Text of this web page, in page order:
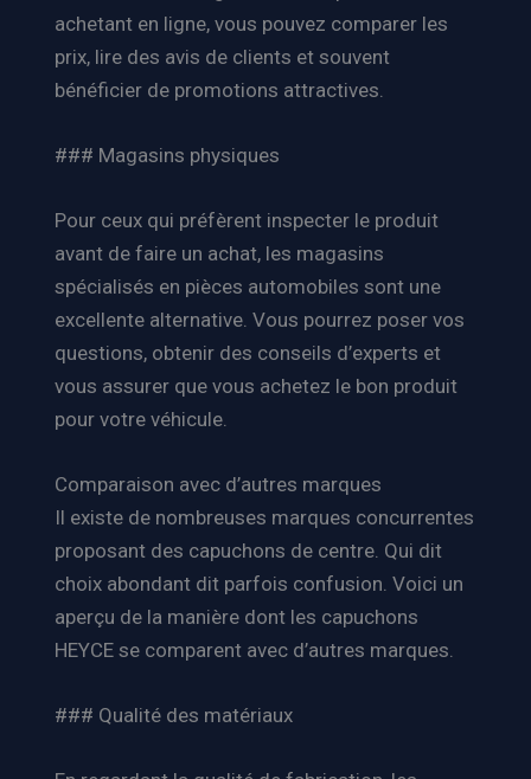
achetant en ligne, vous pouvez comparer les
prix, lire des avis de clients et souvent
bénéficier de promotions attractives.
### Magasins physiques
Pour ceux qui préfèrent inspecter le produit
avant de faire un achat, les magasins
spécialisés en pièces automobiles sont une
excellente alternative. Vous pourrez poser vos
questions, obtenir des conseils d’experts et
vous assurer que vous achetez le bon produit
pour votre véhicule.
Comparaison avec d’autres marques
Il existe de nombreuses marques concurrentes
proposant des capuchons de centre. Qui dit
choix abondant dit parfois confusion. Voici un
aperçu de la manière dont les capuchons
HEYCE se comparent avec d’autres marques.
### Qualité des matériaux